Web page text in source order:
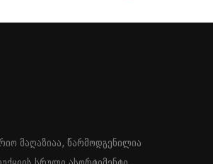
მაღაზიაა, წარმოდგენილია